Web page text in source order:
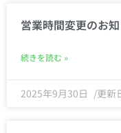
営業時間変更のお
続きを読む »
2025年9月30日